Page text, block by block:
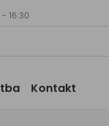
- 16:30
Kontakt